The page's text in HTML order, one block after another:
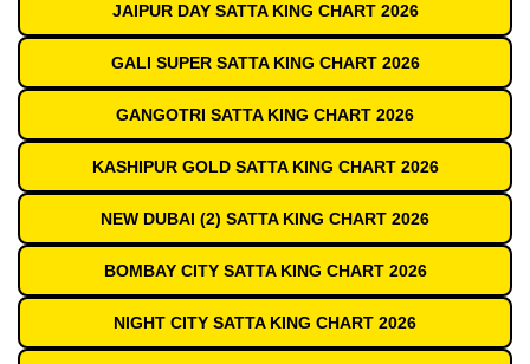
JAIPUR DAY SATTA KING CHART 2026
GALI SUPER SATTA KING CHART 2026
GANGOTRI SATTA KING CHART 2026
KASHIPUR GOLD SATTA KING CHART 2026
NEW DUBAI (2) SATTA KING CHART 2026
BOMBAY CITY SATTA KING CHART 2026
NIGHT CITY SATTA KING CHART 2026